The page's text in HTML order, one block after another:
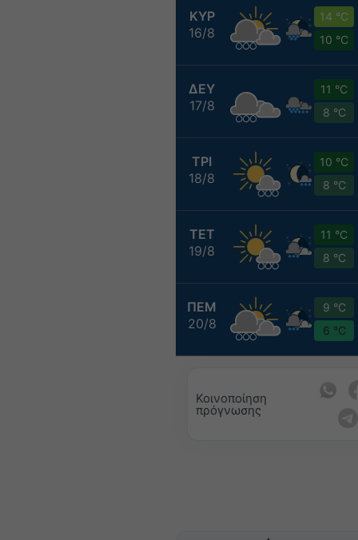
ΚΥΡ
16/8
14 °C
10 °C
ΔΕΥ
17/8
11 °C
8 °C
ΤΡΙ
18/8
10 °C
8 °C
ΤΕΤ
19/8
11 °C
8 °C
ΠΕΜ
20/8
9 °C
6 °C
Κοινοποίηση
πρόγνωσης